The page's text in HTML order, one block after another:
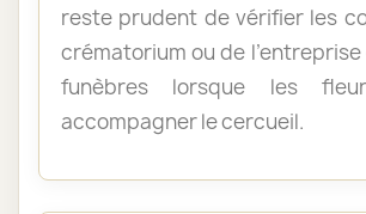
reste prudent de vérifier les
crématorium ou de
funèbres lorsque les
accompagner le cercueil.